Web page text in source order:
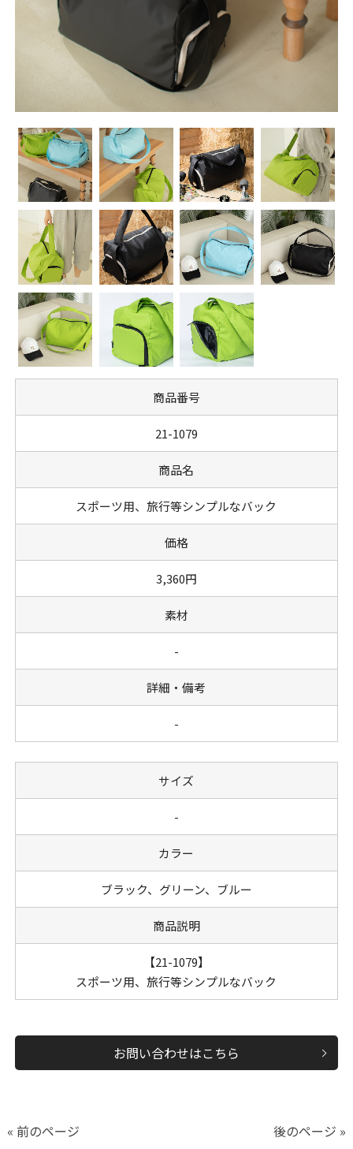
商品番号
21-1079
商品名
スポーツ用、旅行等シンプルなバック
価格
3,360円
素材
-
詳細・備考
-
サイズ
-
カラー
ブラック、グリーン、ブルー
商品説明
【21-1079】
スポーツ用、旅行等シンプルなバック
お問い合わせはこちら
« 前のページ 後のページ »